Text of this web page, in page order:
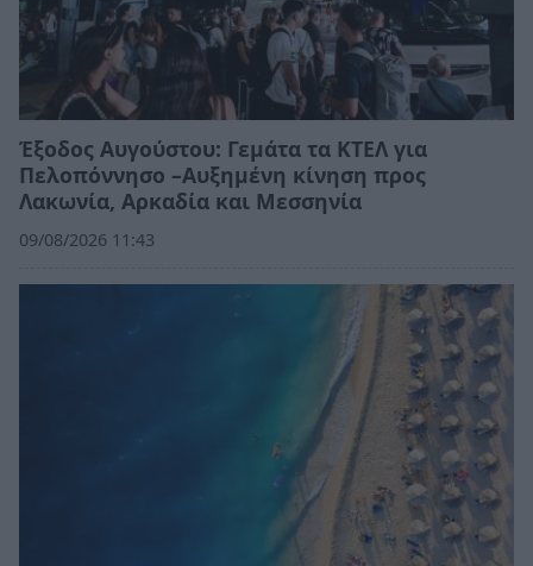
Έξοδος Αυγούστου: Γεμάτα τα ΚΤΕΛ για
Πελοπόννησο –Αυξημένη κίνηση προς
Λακωνία, Αρκαδία και Μεσσηνία
09/08/2026 11:43